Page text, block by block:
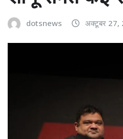
dotsnews अक्टूबर 27,